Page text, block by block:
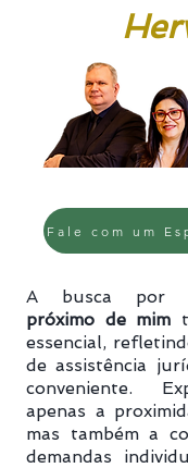
A busca por
próximo de mim
essencial,
de assistência
conveniente.
apenas a
mas também a
demandas